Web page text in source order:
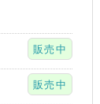
販売中
販売中